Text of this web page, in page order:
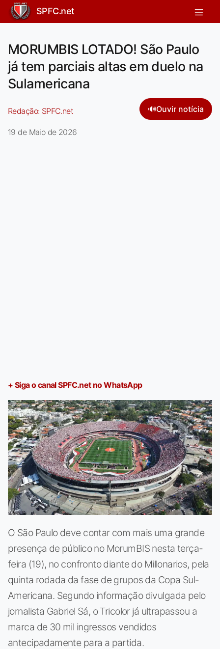
SPFC.net
MORUMBIS LOTADO! São Paulo
já tem parciais altas em duelo na
Sulamericana
Redação: SPFC.net 🔊Ouvir notícia
19 de Maio de 2026
+ Siga o canal SPFC.net no WhatsApp
O São Paulo deve contar com mais uma grande
presença de público no MorumBIS nesta terça-
feira (19), no confronto diante do Millonarios, pela
quinta rodada da fase de grupos da Copa Sul-
Americana. Segundo informação divulgada pelo
jornalista Gabriel Sá, o Tricolor já ultrapassou a
marca de 30 mil ingressos vendidos
antecipadamente para a partida.